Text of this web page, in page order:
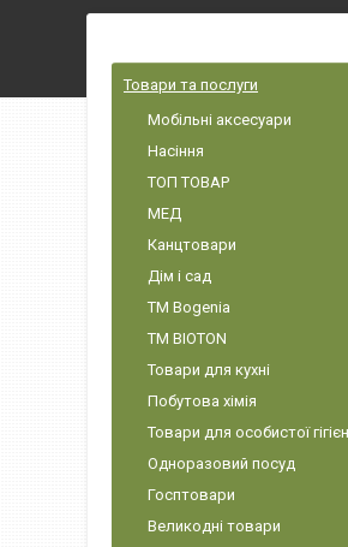
Товари та послуги
Мобільні аксесуари
Насіння
ТОП ТОВАР
МЕД
Канцтовари
Дім і сад
ТМ Bogenia
ТМ BIOTON
Товари для кухні
Побутова хімія
Товари для особистої
Одноразовий посуд
Госптовари
Великодні товари